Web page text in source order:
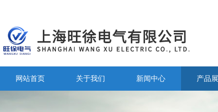
网站首页 关于我们 新闻中心 产品